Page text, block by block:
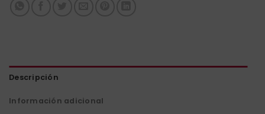
Descripción
Información adicional